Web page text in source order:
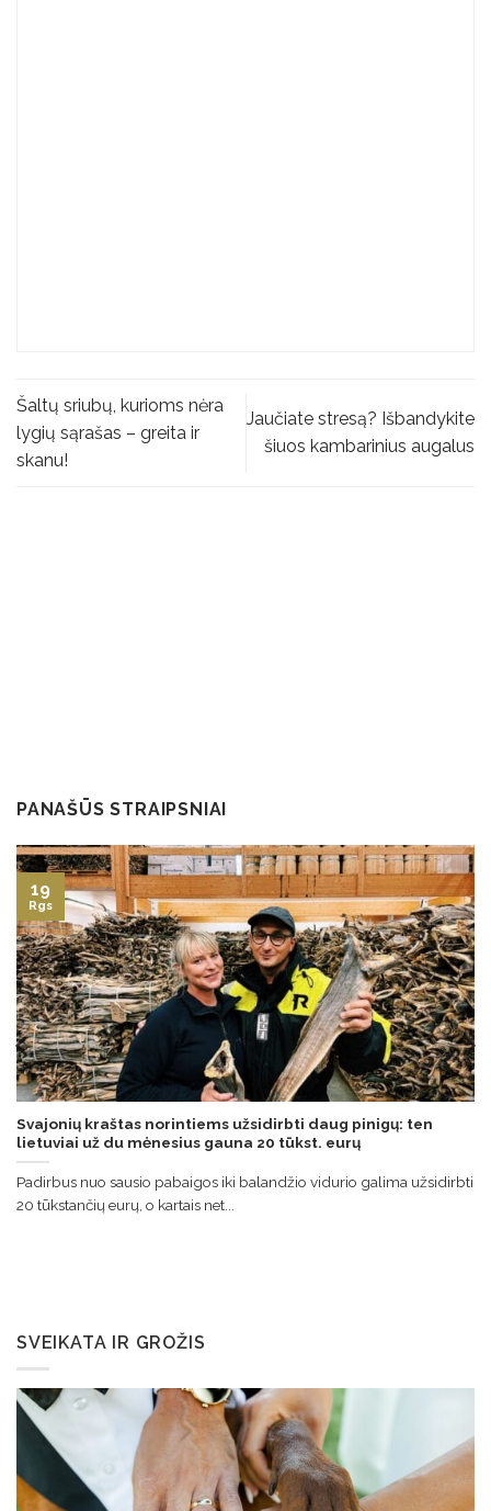
Šaltų sriubų, kurioms nėra
lygių sąrašas – greita ir
skanu!
Jaučiate stresą? Išbandykite
šiuos kambarinius augalus
PANAŠŪS STRAIPSNIAI
Svajonių kraštas norintiems užsidirbti daug pinigų: ten
lietuviai už du mėnesius gauna 20 tūkst. eurų
Padirbus nuo sausio pabaigos iki balandžio vidurio galima užsidirbti
20 tūkstančių eurų, o kartais net...
19
Rgs
SVEIKATA IR GROŽIS